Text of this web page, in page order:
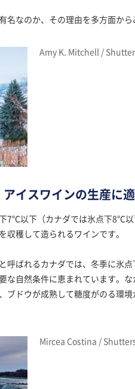
名なのか、その理由を多方面から
Amy K. Mitchell /
イスワインの生産に
7℃以下（カナダでは氷点下8℃
収穫して造られるワインです。
呼ばれるカナダでは、冬季に氷
な自然条件に恵まれています。
ブドウが成熟して糖度がのる環
Mircea Costina /